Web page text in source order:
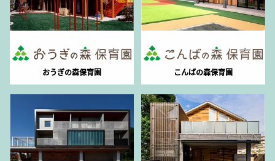
おうぎの森保育園 こんばの森保育園